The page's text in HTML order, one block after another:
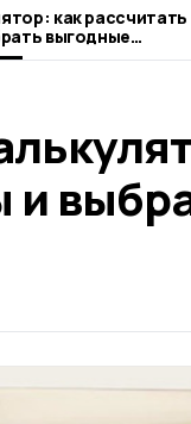
как рассчитать
выгодные
и